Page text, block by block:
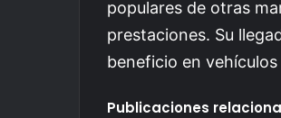
populares de otras
prestaciones. Su
beneficio en
Publicaciones